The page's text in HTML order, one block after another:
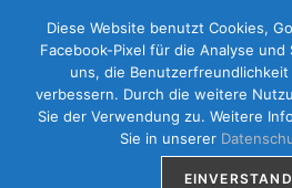
Vereinbaren Sie gleich hier einen
Diese Website benutzt Cookies,
Facebook-Pixel für die Analyse
uns, die
verbessern. Durch die weitere
Sie der Verwendung zu. Weitere
Sie in unserer